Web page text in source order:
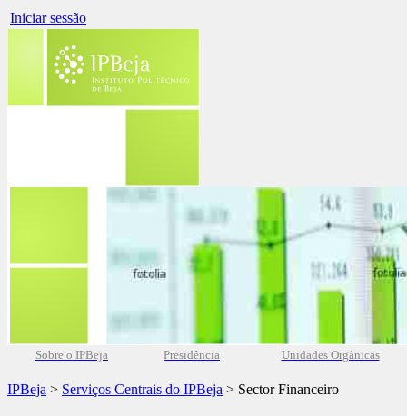
Iniciar sessão
Sobre o IPBeja Presidência Unidades Orgânicas
IPBeja > Serviços Centrais do IPBeja > Sector Financeiro